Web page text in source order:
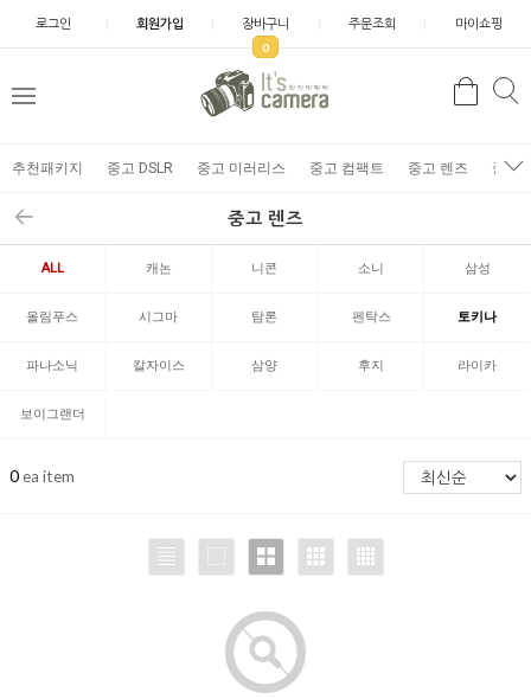
로그인 회원가입 장바구니
0
주문조회 마이쇼핑
추천패키지 중고 DSLR 중고 미러리스 중고 컴팩트 중고 렌즈 중고
중고 렌즈
ALL 캐논 니콘 소니 삼성
올림푸스 시그마 탐론 펜탁스 토키나
파나소닉 칼자이스 삼양 후지 라이카
보이그랜더
0ea item